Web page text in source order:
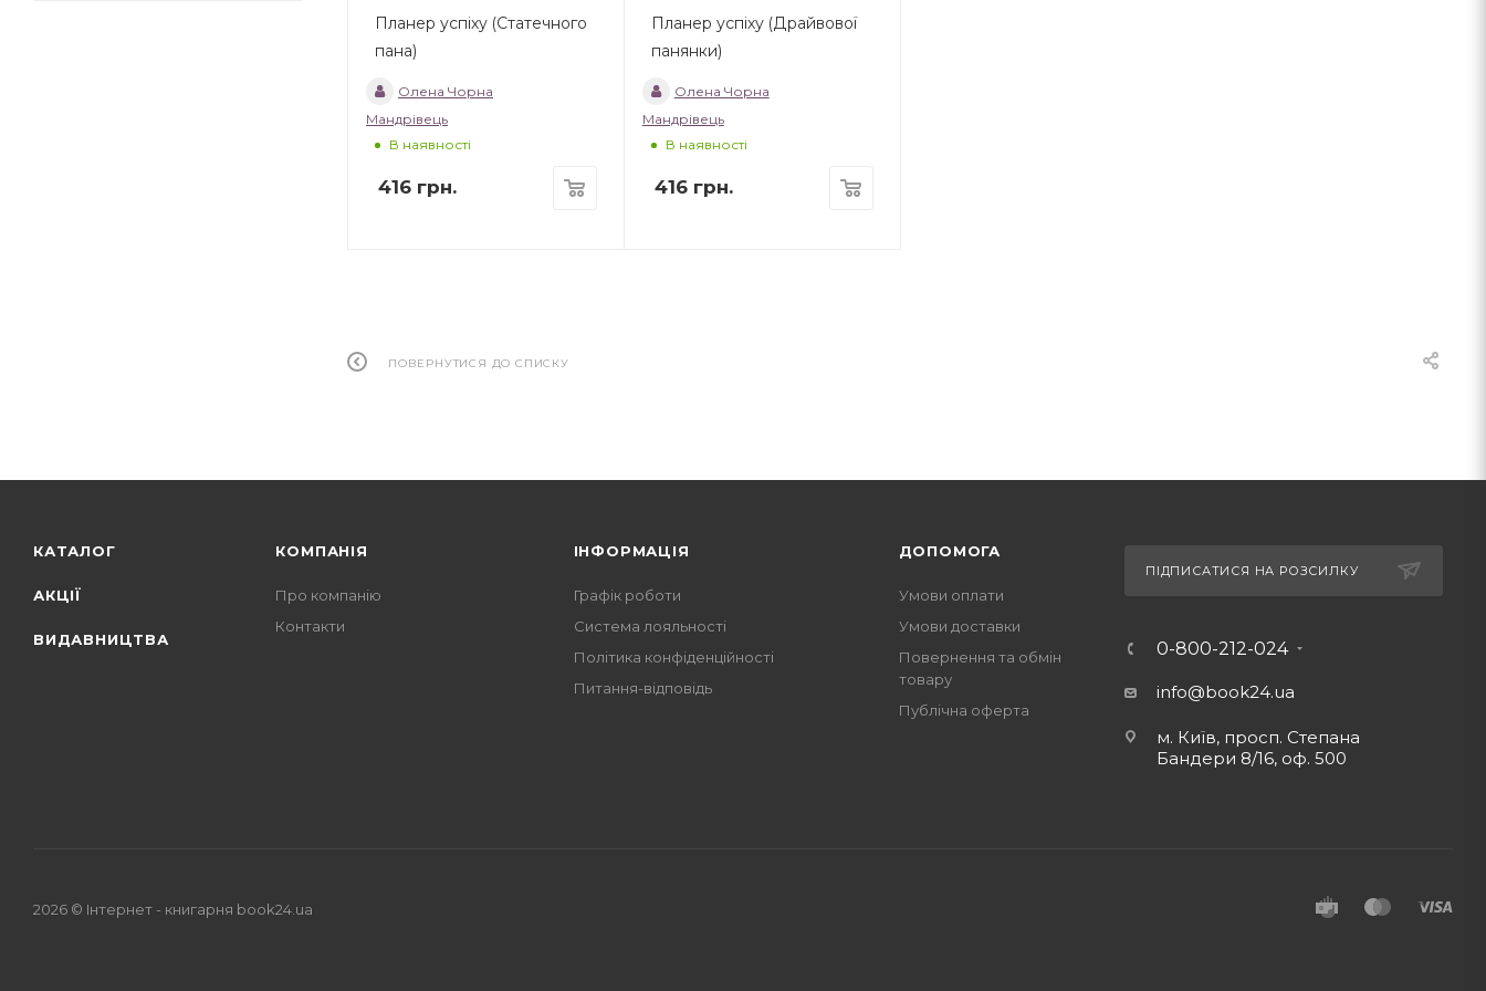
Планер успіху (Статечного
пана)
Олена Чорна
Мандрівець
В наявності
416 грн.
Планер успіху (Драйвової
панянки)
Олена Чорна
Мандрівець
В наявності
416грн.
ПОВЕРНУТИСЯ ДО СПИСКУ
КАТАЛОГ
АКЦІЇ
ВИДАВНИЦТВА
КОМПАНІЯ
Про компанію
Контакти
ІНФОРМАЦІЯ
Графік роботи
Система лояльності
Політика конфіденційності
Питання-відповідь
ДОПОМОГА
Умови оплати
Умови доставки
Повернення та обмін
товару
Публічна оферта
ПІДПИСАТИСЯ НА РОЗСИЛКУ
0-800-212-024
info@book24.ua
м. Київ, просп. Степана
Бандери 8/16, оф. 500
2026 © Iнтернет - книгарня book24.ua